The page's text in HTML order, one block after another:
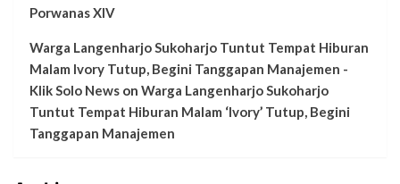
Porwanas XIV
Warga Langenharjo Sukoharjo Tuntut Tempat Hiburan
Malam Ivory Tutup, Begini Tanggapan Manajemen -
Klik Solo News on Warga Langenharjo Sukoharjo
Tuntut Tempat Hiburan Malam ‘Ivory’ Tutup, Begini
Tanggapan Manajemen